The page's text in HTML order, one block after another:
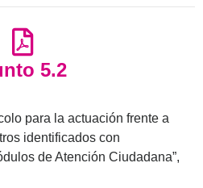
5.2
para la actuación frente a
identificados con
de Atención Ciudadana”,